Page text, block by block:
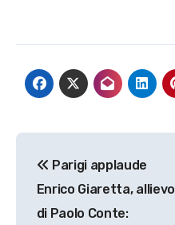
articoli
Parigi applaude
Enrico Giaretta, allievo
di Paolo Conte: